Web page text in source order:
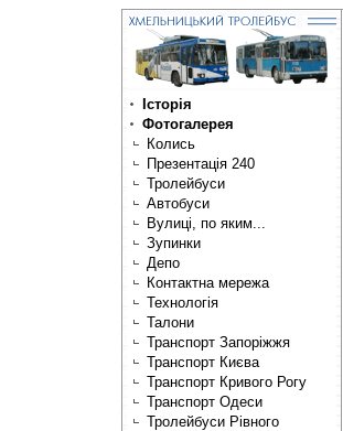
Історія
Фотогалерея
Колись
Презентація 240
Тролейбуси
Автобуси
Вулиці, по яким...
Зупинки
Депо
Контактна мережа
Технологія
Талони
Транспорт Запоріжжя
Транспорт Києва
Транспорт Кривого Рогу
Транспорт Одеси
Тролейбуси Рівного